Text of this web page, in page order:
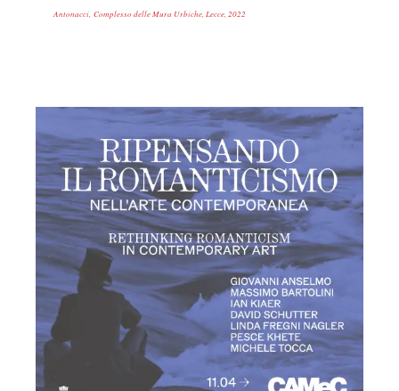
Antonacci, Complesso delle Mura Urbiche, Lecce, 2022